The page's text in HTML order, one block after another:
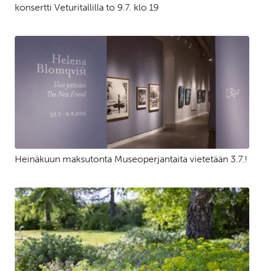
konsertti Veturitallilla to 9.7. klo 19
Heinäkuun maksutonta Museoperjantaita vietetään 3.7.!